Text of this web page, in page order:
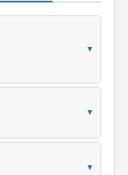
▼
▼
▼